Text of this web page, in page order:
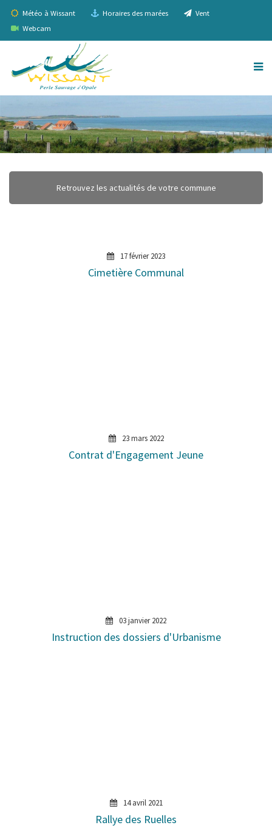
Météo à Wissant Horaires des marées
Vent
Webcam
Retrouvez les actualités de votre commune
17 février 2023
Cimetière Communal
23 mars 2022
Contrat d'Engagement Jeune
03 janvier 2022
Instruction des dossiers d'Urbanisme
14 avril 2021
Rallye des Ruelles